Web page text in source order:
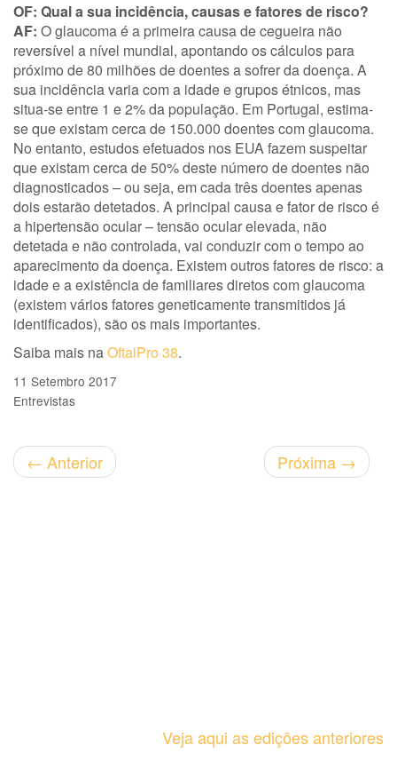
OF: Qual a sua incidência, causas e fatores de risco?
AF: O glaucoma é a primeira causa de cegueira não
reversível a nível mundial, apontando os cálculos para
próximo de 80 milhões de doentes a sofrer da doença. A
sua incidência varia com a idade e grupos étnicos, mas
situa-se entre 1 e 2% da população. Em Portugal, estima-
se que existam cerca de 150.000 doentes com glaucoma.
No entanto, estudos efetuados nos EUA fazem suspeitar
que existam cerca de 50% deste número de doentes não
diagnosticados – ou seja, em cada três doentes apenas
dois estarão detetados. A principal causa e fator de risco é
a hipertensão ocular – tensão ocular elevada, não
detetada e não controlada, vai conduzir com o tempo ao
aparecimento da doença. Existem outros fatores de risco: a
idade e a existência de familiares diretos com glaucoma
(existem vários fatores geneticamente transmitidos já
identificados), são os mais importantes.
Saiba mais naOftalPro 38.
11 Setembro 2017
Entrevistas
← Anterior Próxima →
Veja aqui as edições anteriores